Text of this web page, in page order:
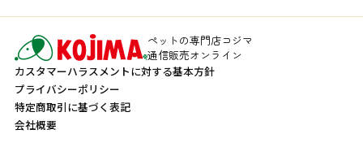
ペットの専門店コジマ
通信販売オンライン
カスタマーハラスメントに対する基本方針
プライバシーポリシー
特定商取引に基づく表記
会社概要